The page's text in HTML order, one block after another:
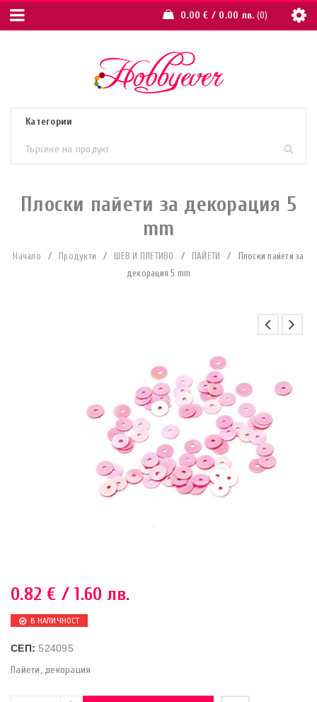
0.00€ / 0.00 лв. 0
Плоски пайети за декорация 5
mm
Начало / Продукти / ШЕВ И ПЛЕТИВО / ПАЙЕТИ /
Плоски пайети за
декорация 5 mm
0.82€ / 1.60 лв.
В НАЛИЧНОСТ
СЕП: 524095
Пайети, декорация